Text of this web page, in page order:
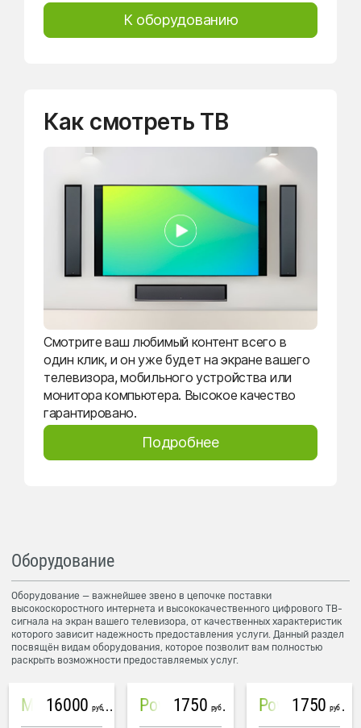
К оборудованию
Как смотреть ТВ
Смотрите ваш любимый контент всего в
один клик, и он уже будет на экране вашего
телевизора, мобильного устройства или
монитора компьютера. Высокое качество
гарантировано.
Подробнее
Оборудование
Оборудование — важнейшее звено в цепочке поставки
высокоскоростного интернета и высококачественного цифрового ТВ-
сигнала на экран вашего телевизора, от качественных характеристик
которого зависит надежность предоставления услуги. Данный раздел
посвящён видам оборудования, которое позволит вам полностью
раскрыть возможности предоставляемых услуг.
Mesh система TP-Link Deco M4 (3 устройства)
16000 руб PowerLine Tenda PH6
1750 руб PowerLine TP-Link AV600
1750 руб